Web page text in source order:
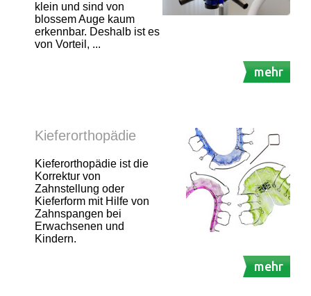
klein und sind von
blossem Auge kaum
erkennbar. Deshalb ist es
von Vorteil, ...
mehr
Kieferorthopädie
Kieferorthopädie ist die
Korrektur von
Zahnstellung oder
Kieferform mit Hilfe von
Zahnspangen bei
Erwachsenen und
Kindern.
mehr